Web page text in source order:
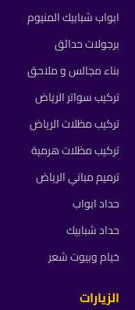
ابواب شبابيك المنيوم
برجولات حدائق
بناء مجالس و ملاحق
تركيب سواتر الرياض
تركيب مظلات الرياض
تركيب مظلات هرمية
ترميم مباني الرياض
حداد ابواب
حداد شبابيك
خيام وبيوت شعر
الزيارات